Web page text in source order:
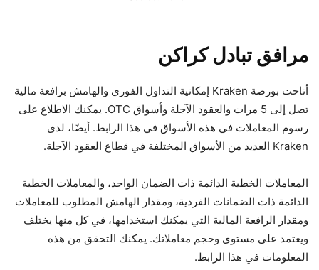
مرافق تبادل كراكن
أتاحت بورصة Kraken إمكانية التداول الفوري والهامش برافعة مالية
تصل إلى 5 مرات والعقود الآجلة وأسواق OTC. يمكنك الاطلاع على
رسوم المعاملات في هذه الأسواق في هذا الرابط. أيضًا، لدى
Kraken العديد من الأسواق المختلفة في قطاع العقود الآجلة.
المعاملات الخطية الدائمة ذات الضمان الواحد، والمعاملات الخطية
الدائمة ذات الضمانات الفردية، ومقدار الهامش المطلوب للمعاملات
ومقدار الرافعة المالية التي يمكنك استخدامها، في كل منها يختلف
ويعتمد على مستوى وحجم معاملاتك. يمكنك التحقق من هذه
المعلومات في هذا الرابط.